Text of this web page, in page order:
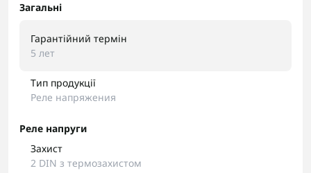
Загальні
Гарантійний термін
5 лет
Тип продукції
Реле напряжения
Реле напруги
Захист
2 DIN з термозахистом